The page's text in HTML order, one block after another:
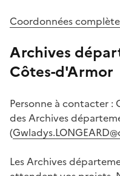
Coordonnées
Archives
Côtes-d'Armor
Personne à contacter :
des Archives
(
Les Archives